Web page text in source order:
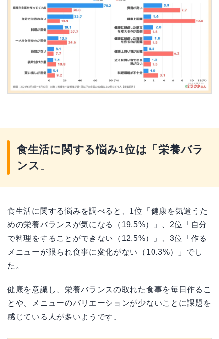
食生活に関する悩み1位は「栄養バラ
ンス」
食生活に関する悩みを調べると、1位「健康を気遣うた
めの栄養バランスが気になる（19.5%）」、2位「自分
で料理をすることができない（12.5%）」、3位「作る
メニューが限られ食事に変化がない（10.3%）」でし
た。
健康を意識し、栄養バランスの取れた食事を毎日作るこ
とや、メニューのバリエーションが少ないことに課題を
感じている人が多いようです。